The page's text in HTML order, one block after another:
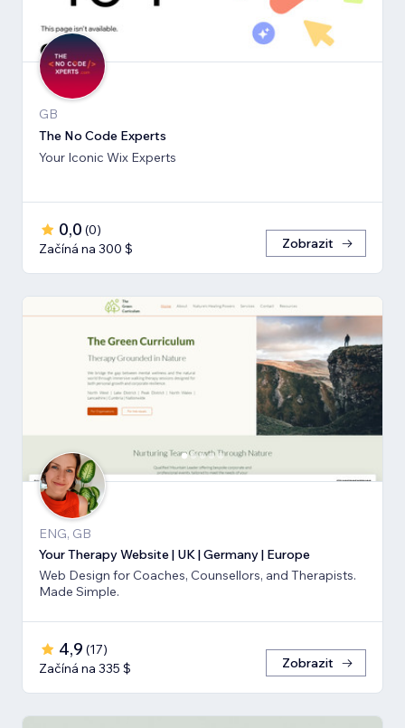
GB
The No Code Experts
Your Iconic Wix Experts
0,0 (0)
Začíná na 300 $
Zobrazit
ENG, GB
Your Therapy Website | UK | Germany | Europe
Web Design for Coaches, Counsellors, and Therapists.
Made Simple.
4,9 (17)
Začíná na 335 $
Zobrazit